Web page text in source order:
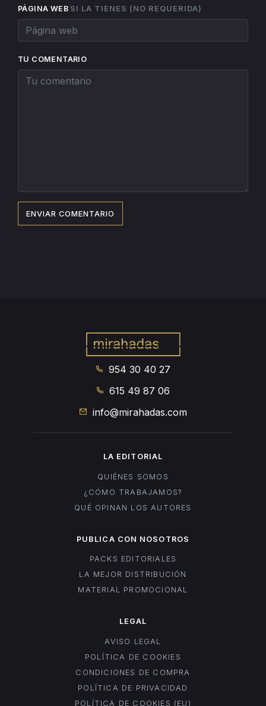
PÁGINA WEB SI LA TIENES (NO REQUERIDA)
TU COMENTARIO
954 30 40 27
615 49 87 06
info@mirahadas.com
LA EDITORIAL
QUIÉNES SOMOS
¿CÓMO TRABAJAMOS?
QUÉ OPINAN LOS AUTORES
PUBLICA CON NOSOTROS
PACKS EDITORIALES
LA MEJOR DISTRIBUCIÓN
MATERIAL PROMOCIONAL
LEGAL
AVISO LEGAL
POLÍTICA DE COOKIES
CONDICIONES DE COMPRA
POLÍTICA DE PRIVACIDAD
POLÍTICA DE COOKIES (EU)